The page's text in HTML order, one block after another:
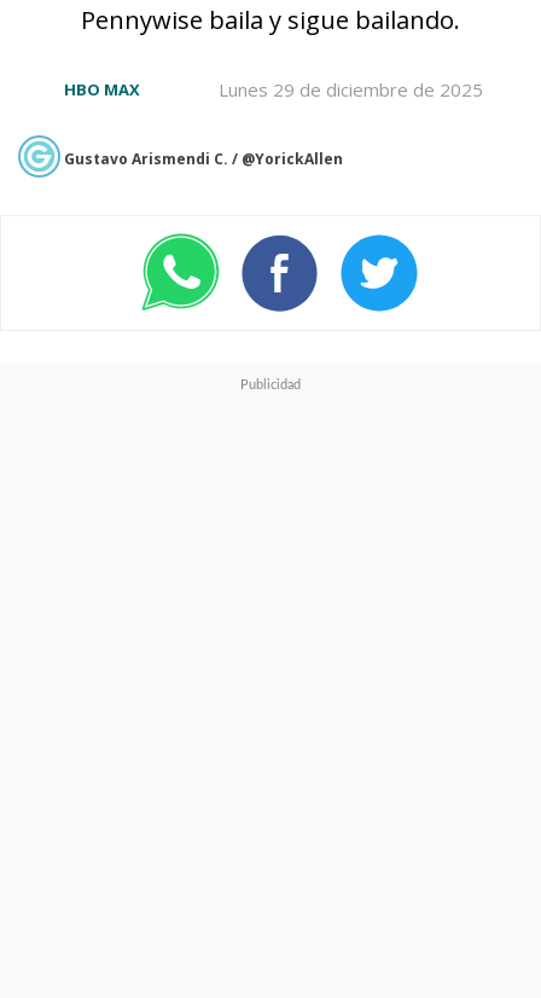
LITERALLY EMMA
ROBERTS NOT EMMA
☠️☠️☠️☠️☠️☠️☠️☠️☠️
#ReturnToHogwarts
pic.twitter.com/bLbXcCUpnh
Pennywise baila y sigue bailando.
Lunes 29 de diciembre de 2025
HBO MAX
Gustavo Arismendi C. / @YorickAllen